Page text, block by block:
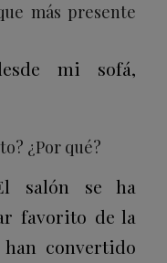
más presente
mi sofá,
¿Por qué?
salón se ha
favorito de la
han convertido